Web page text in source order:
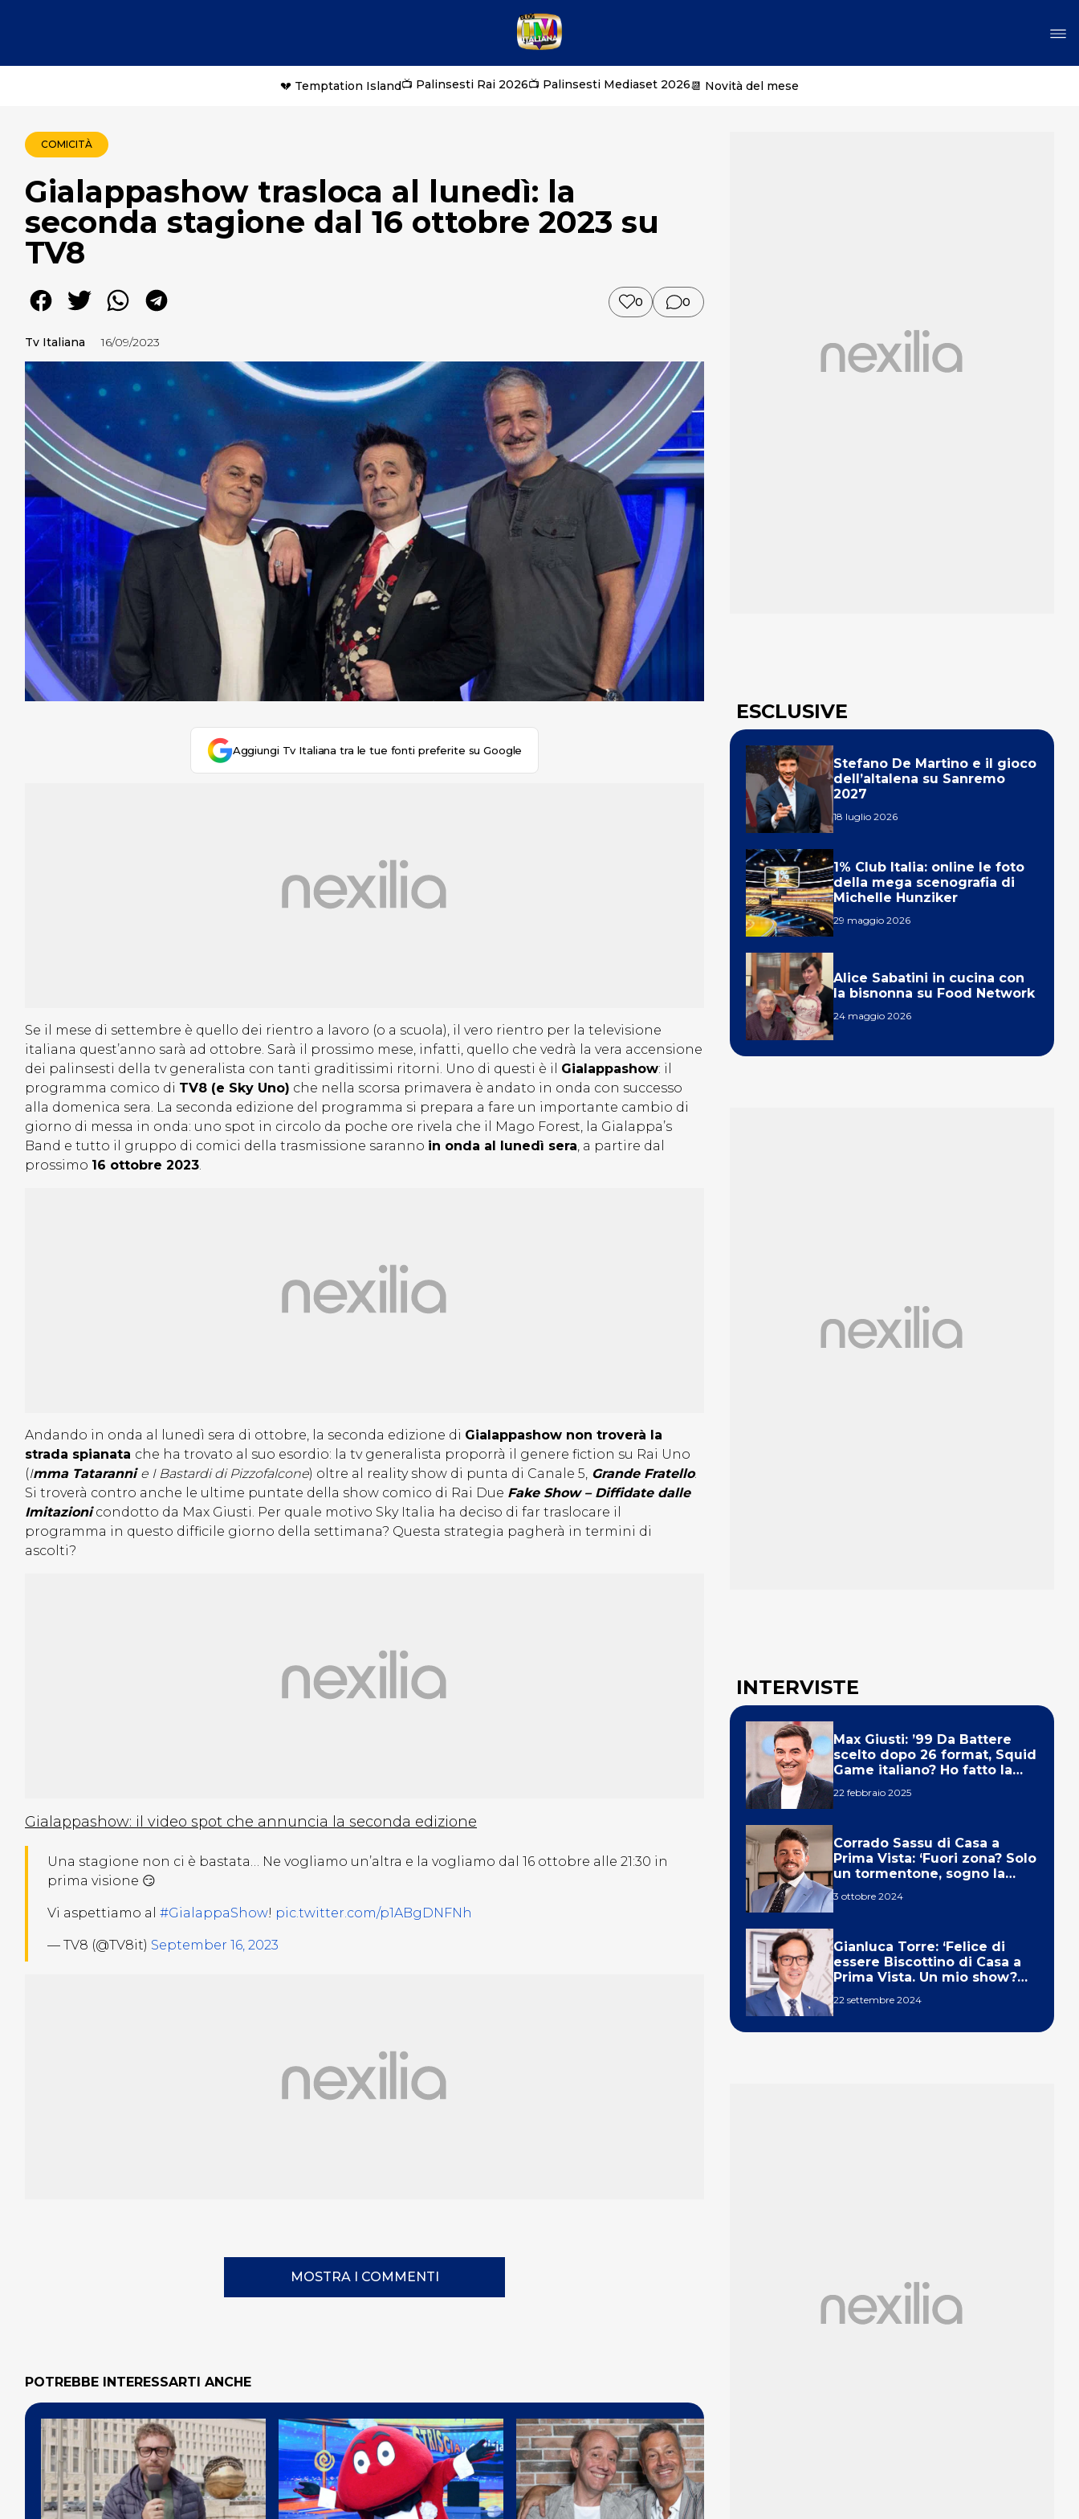
💔 Temptation Island📺 Palinsesti Rai 2026📺 Palinsesti Mediaset 2026📆 Novità del mese
COMICITÀ
Gialappashow trasloca al lunedì: la
seconda stagione dal 16 ottobre 2023 su
TV8
0 0
Tv Italiana 16/09/2023
Aggiungi Tv Italiana tra le tue fonti preferite su Google
Se il mese di settembre è quello dei rientro a lavoro (o a scuola), il vero rientro per la televisione
italiana quest’anno sarà ad ottobre. Sarà il prossimo mese, infatti, quello che vedrà la vera accensione
dei palinsesti della tv generalista con tanti graditissimi ritorni. Uno di questi è il Gialappashow: il
programma comico di TV8 (e Sky Uno) che nella scorsa primavera è andato in onda con successo
alla domenica sera. La seconda edizione del programma si prepara a fare un importante cambio di
giorno di messa in onda: uno spot in circolo da poche ore rivela che il Mago Forest, la Gialappa’s
Band e tutto il gruppo di comici della trasmissione saranno in onda al lunedì sera, a partire dal
prossimo 16 ottobre 2023.
Andando in onda al lunedì sera di ottobre, la seconda edizione di Gialappashow non troverà la
strada spianata che ha trovato al suo esordio: la tv generalista proporrà il genere fiction su Rai Uno
(Imma Tataranni e I Bastardi di Pizzofalcone) oltre al reality show di punta di Canale 5, Grande Fratello.
Si troverà contro anche le ultime puntate della show comico di Rai Due Fake Show – Diffidate dalle
Imitazionicondotto da Max Giusti. Per quale motivo Sky Italia ha deciso di far traslocare il
programma in questo difficile giorno della settimana? Questa strategia pagherà in termini di
ascolti?
Gialappashow: il video spot che annuncia la seconda edizione
Una stagione non ci è bastata… Ne vogliamo un’altra e la vogliamo dal 16 ottobre alle 21:30 in
prima visione 😏
Vi aspettiamo al #GialappaShow! pic.twitter.com/p1ABgDNFNh
— TV8 (@TV8it) September 16, 2023
MOSTRA I COMMENTI
POTREBBE INTERESSARTI ANCHE
ESCLUSIVE
Stefano De Martino e il gioco
dell’altalena su Sanremo
2027
18 luglio 2026
1% Club Italia: online le foto
della mega scenografia di
Michelle Hunziker
29 maggio 2026
Alice Sabatini in cucina con
la bisnonna su Food Network
24 maggio 2026
INTERVISTE
Max Giusti: ’99 Da Battere
scelto dopo 26 format, Squid
Game italiano? Ho fatto la
22 febbraio 2025
Corrado Sassu di Casa a
Prima Vista: ‘Fuori zona? Solo
un tormentone, sogno la
3 ottobre 2024
Gianluca Torre: ‘Felice di
essere Biscottino di Casa a
Prima Vista. Un mio show?
22 settembre 2024